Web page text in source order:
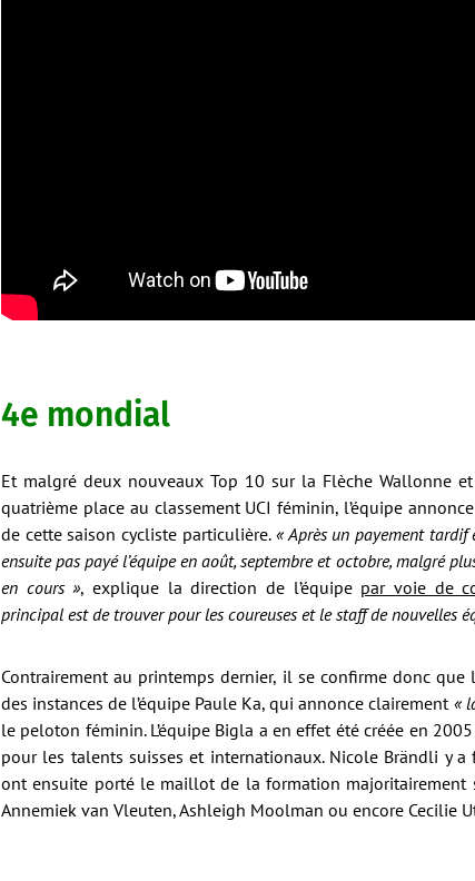
4e mondial
Et malgré deux nouveaux Top 10 sur la Flèche Wallonne
quatrième place au classement UCI féminin, l’équipe
de cette saison cycliste particulière.« Après un payement tardif
ensuite pas payé l’équipe en août, septembre et octobre, malgré
en cours », explique la direction de l’équipe par voie de
principal est de trouver pour les coureuses et le staff de nouvelles
Contrairement au printemps dernier, il se confirme donc que
des instances de l’équipe Paule Ka, qui annonce clairement«
le peloton féminin. L’équipe Bigla a en effet été créée en
pour les talents suisses et internationaux. Nicole Brändli y a
ont ensuite porté le maillot de la formation majoritairement
Annemiek van Vleuten, Ashleigh Moolman ou encore Cecilie